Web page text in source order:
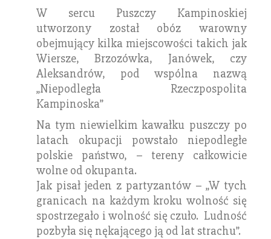
W sercu Puszczy Kampinoskiej
utworzony został obóz warowny
obejmujący kilka miejscowości takich jak
Wiersze, Brzozówka, Janówek, czy
Aleksandrów, pod wspólna nazwą
„Niepodległa Rzeczpospolita
Kampinoska”
Na tym niewielkim kawałku puszczy po
latach okupacji powstało niepodległe
polskie państwo, – tereny całkowicie
wolne od okupanta.
Jak pisał jeden z partyzantów – „W tych
granicach na każdym kroku wolność się
spostrzegało i wolność się czuło. Ludność
pozbyła się nękającego ją od lat strachu”.